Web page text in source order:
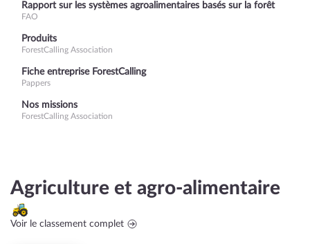
Rapport sur les systèmes agroalimentaires basés sur la forêt
FAO
Produits
ForestCalling Association
Fiche entreprise ForestCalling
Pappers
Nos missions
ForestCalling Association
Agriculture et agro-alimentaire
Voir le classement complet